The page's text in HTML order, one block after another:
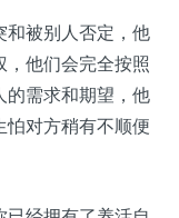
和被别人否定，他
他们会完全按照
的需求和期望，他
怕对方稍有不顺便